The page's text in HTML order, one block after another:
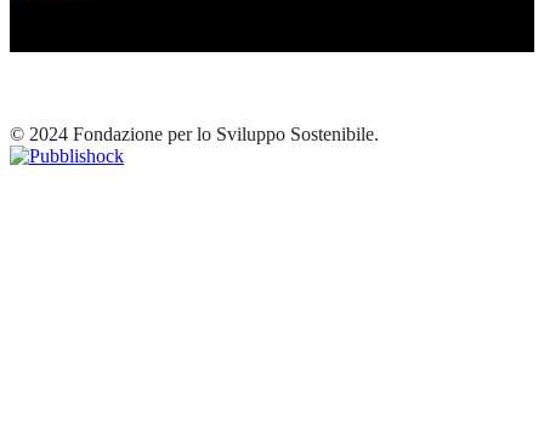
© 2024 Fondazione per lo Sviluppo Sostenibile.